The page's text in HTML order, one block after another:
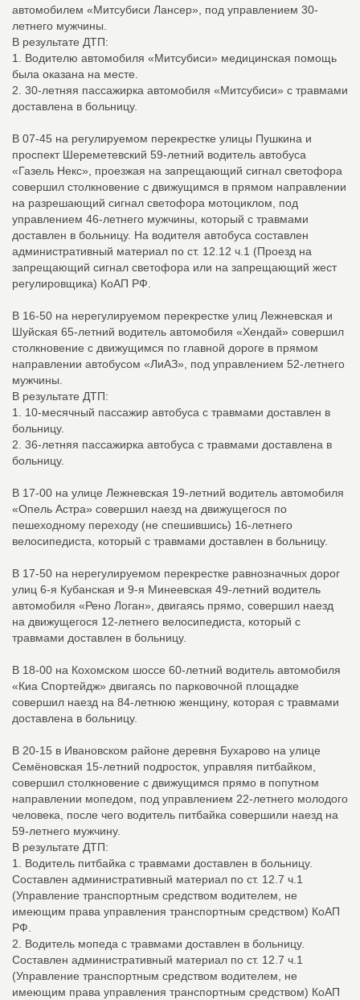
автомобилем «Митсубиси Лансер», под управлением 30-
летнего мужчины.
В результате ДТП:
1. Водителю автомобиля «Митсубиси» медицинская помощь
была оказана на месте.
2. 30-летняя пассажирка автомобиля «Митсубиси» с травмами
доставлена в больницу.
В 07-45 на регулируемом перекрестке улицы Пушкина и
проспект Шереметевский 59-летний водитель автобуса
«Газель Некс», проезжая на запрещающий сигнал светофора
совершил столкновение с движущимся в прямом направлении
на разрешающий сигнал светофора мотоциклом, под
управлением 46-летнего мужчины, который с травмами
доставлен в больницу. На водителя автобуса составлен
административный материал по ст. 12.12 ч.1 (Проезд на
запрещающий сигнал светофора или на запрещающий жест
регулировщика) КоАП РФ.
В 16-50 на нерегулируемом перекрестке улиц Лежневская и
Шуйская 65-летний водитель автомобиля «Хендай» совершил
столкновение с движущимся по главной дороге в прямом
направлении автобусом «ЛиАЗ», под управлением 52-летнего
мужчины.
В результате ДТП:
1. 10-месячный пассажир автобуса с травмами доставлен в
больницу.
2. 36-летняя пассажирка автобуса с травмами доставлена в
больницу.
В 17-00 на улице Лежневская 19-летний водитель автомобиля
«Опель Астра» совершил наезд на движущегося по
пешеходному переходу (не спешившись) 16-летнего
велосипедиста, который с травмами доставлен в больницу.
В 17-50 на нерегулируемом перекрестке равнозначных дорог
улиц 6-я Кубанская и 9-я Минеевская 49-летний водитель
автомобиля «Рено Логан», двигаясь прямо, совершил наезд
на движущегося 12-летнего велосипедиста, который с
травмами доставлен в больницу.
В 18-00 на Кохомском шоссе 60-летний водитель автомобиля
«Киа Спортейдж» двигаясь по парковочной площадке
совершил наезд на 84-летнюю женщину, которая с травмами
доставлена в больницу.
В 20-15 в Ивановском районе деревня Бухарово на улице
Семёновская 15-летний подросток, управляя питбайком,
совершил столкновение с движущимся прямо в попутном
направлении мопедом, под управлением 22-летнего молодого
человека, после чего водитель питбайка совершили наезд на
59-летнего мужчину.
В результате ДТП:
1. Водитель питбайка с травмами доставлен в больницу.
Составлен административный материал по ст. 12.7 ч.1
(Управление транспортным средством водителем, не
имеющим права управления транспортным средством) КоАП
РФ.
2. Водитель мопеда с травмами доставлен в больницу.
Составлен административный материал по ст. 12.7 ч.1
(Управление транспортным средством водителем, не
имеющим права управления транспортным средством) КоАП